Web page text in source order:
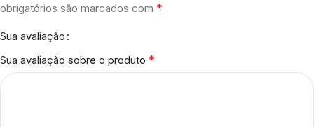
obrigatórios são marcados com *
Sua avaliação
Sua avaliação sobre o produto *